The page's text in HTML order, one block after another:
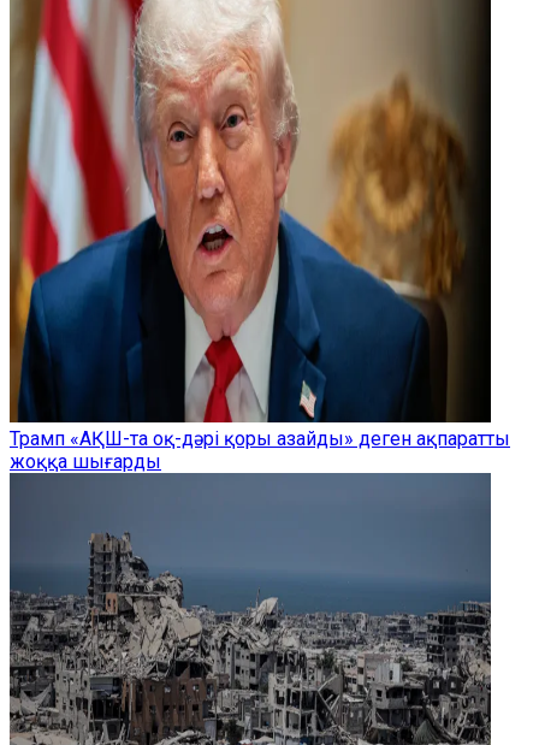
Трамп «АҚШ-та оқ-дәрі қоры азайды» деген ақпаратты
жоққа шығарды